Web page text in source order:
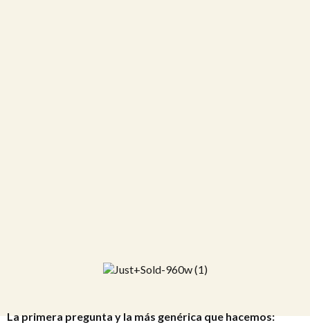
La primera pregunta y la más genérica que hacemos: